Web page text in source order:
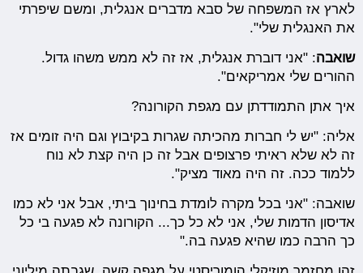
לארץ אז המשפחה של סבא מדברים אנגלית, ומשם שיפרתי
את האנגלית שלי".
שואבה: "אני דוברת אנגלית, אז זה לא ממש משהו גדול.
ההורים שלי אמריקאים".
איך אתן התמודדתן עם מגפת הקורונה?
אליה: "יש לי חברות מהכיתה שגרות בקיבוץ וגם היה זומים אז
זה לא שלא ראיתי פרצופים אבל זה כן היה קצת לא נוח
ללמוד ככה. זה היה מאוד מציק".
שואבה: "אני בכל מקרה לומדת בחינוך ביתי, אבל אני לא כמו
אדיסון הדמות שלי, אני לא כל כך... הקורונה לא פגעה בי כל
כך הרבה כמו שהיא פגעה בה."